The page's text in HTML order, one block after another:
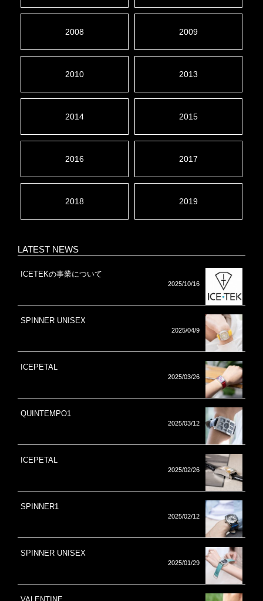
2008 2009
2010 2013
2014 2015
2016 2017
2018 2019
LATEST NEWS
ICETEKの事業について
2025/10/16
SPINNER UNISEX
2025/04/9
ICEPETAL
2025/03/26
QUINTEMPO1
2025/03/12
ICEPETAL
2025/02/26
SPINNER1
2025/02/12
SPINNER UNISEX
2025/01/29
VALENTINE